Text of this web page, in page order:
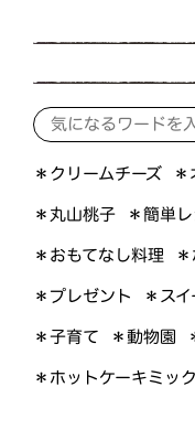
＊クリームチーズ ＊
＊丸山桃子 ＊簡単
＊おもてなし料理
＊プレゼント ＊ス
＊子育て ＊動物園
＊ホットケーキミッ